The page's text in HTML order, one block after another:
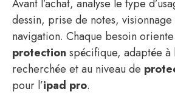
Avant l’achat, analyse le type
dessin, prise de notes,
navigation. Chaque besoin
protection spécifique, adaptée à
recherchée et au niveau de
pour l’ipad pro.